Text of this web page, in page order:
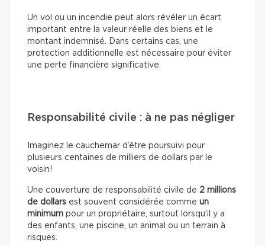
Un vol ou un incendie peut alors révéler un écart
important entre la valeur réelle des biens et le
montant indemnisé. Dans certains cas, une
protection additionnelle est nécessaire pour éviter
une perte financière significative.
Responsabilité civile : à ne pas négliger
Imaginez le cauchemar d’être poursuivi pour
plusieurs centaines de milliers de dollars par le
voisin!
Une couverture de responsabilité civile de 2 millions
de dollars est souvent considérée comme un
minimum pour un propriétaire, surtout lorsqu’il y a
des enfants, une piscine, un animal ou un terrain à
risques.